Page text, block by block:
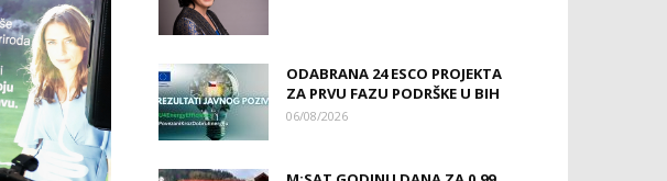
ODABRANA 24 ESCO PROJEKTA
ZA PRVU FAZU PODRŠKE U BIH
06/08/2026